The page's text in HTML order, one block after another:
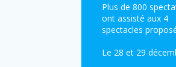
Plus de 800
ont assisté aux 4
spectacles
Le 28 et 29